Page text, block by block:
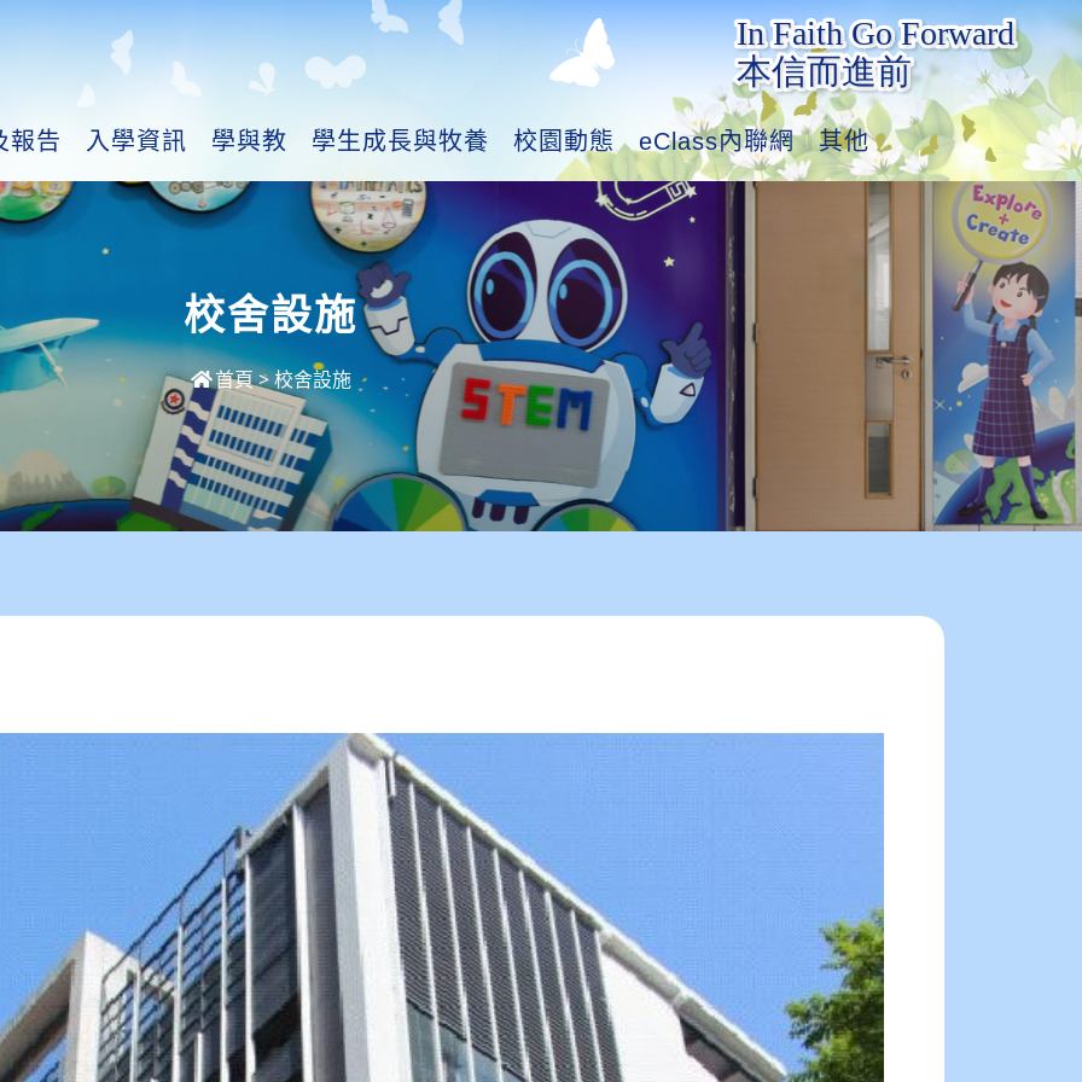
報告 入學資訊 學與教 學生成長與牧養 校園動態 eClass內聯網 其他
校舍設施
首頁>校舍設施